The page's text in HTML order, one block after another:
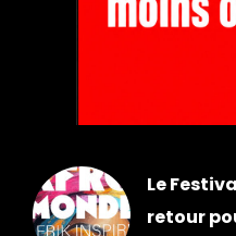
Le
retour